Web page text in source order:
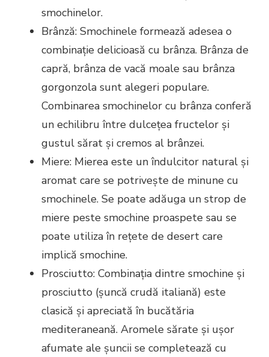
smochinelor.
Brânză: Smochinele formează adesea o
combinație delicioasă cu brânza. Brânza de
capră, brânza de vacă moale sau brânza
gorgonzola sunt alegeri populare.
Combinarea smochinelor cu brânza conferă
un echilibru între dulcețea fructelor și
gustul sărat și cremos al brânzei.
Miere: Mierea este un îndulcitor natural și
aromat care se potrivește de minune cu
smochinele. Se poate adăuga un strop de
miere peste smochine proaspete sau se
poate utiliza în rețete de desert care
implică smochine.
Prosciutto: Combinația dintre smochine și
prosciutto (șuncă crudă italiană) este
clasică și apreciată în bucătăria
mediteraneană. Aromele sărate și ușor
afumate ale șuncii se completează cu